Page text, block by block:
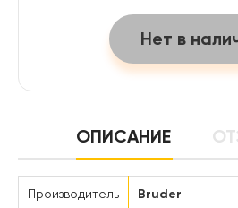
Нет в
ОПИСАНИЕ
Производитель Bruder